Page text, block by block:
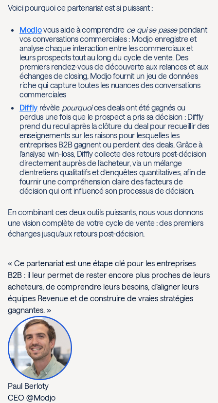
Voici pourquoi ce partenariat est si puissant :
Modjovous aide à comprendre ce qui se passependant
vos conversations commerciales : Modjo enregistre et
analyse chaque interaction entre les commerciaux et
leurs prospects tout au long du cycle de vente. Des
premiers rendez-vous de découverte aux relances et aux
échanges de closing, Modjo fournit un jeu de données
riche qui capture toutes les nuances des conversations
commerciales
Diffly révèle pourquoices deals ont été gagnés ou
perdus une fois que le prospect a pris sa décision : Diffly
prend du recul après la clôture du deal pour recueillir des
enseignements sur les raisons pour lesquelles les
entreprises B2B gagnent ou perdent des deals. Grâce à
l’analyse win-loss, Diffly collecte des retours post-décision
directement auprès de l’acheteur, via un mélange
d’entretiens qualitatifs et d’enquêtes quantitatives, afin de
fournir une compréhension claire des facteurs de
décision qui ont influencé son processus de décision.
En combinant ces deux outils puissants, nous vous donnons
une vision complète de votre cycle de vente : des premiers
échanges jusqu’aux retours post-décision.
« Ce partenariat est une étape clé pour les entreprises
B2B : il leur permet de rester encore plus proches de leurs
acheteurs, de comprendre leurs besoins, d’aligner leurs
équipes Revenue et de construire de vraies stratégies
gagnantes. »
Paul Berloty
CEO @Modjo